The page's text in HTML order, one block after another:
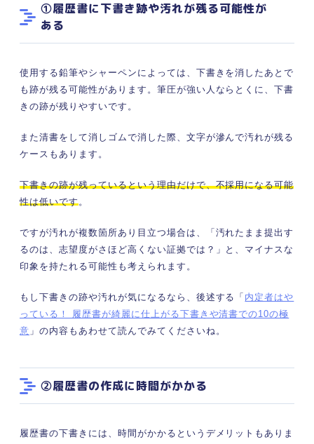
①履歴書に下書き跡や汚れが残る可能性が
ある
使用する鉛筆やシャーペンによっては、下書きを消したあとで
も跡が残る可能性があります。筆圧が強い人ならとくに、下書
きの跡が残りやすいです。
また清書をして消しゴムで消した際、文字が滲んで汚れが残る
ケースもあります。
下書きの跡が残っているという理由だけで、不採用になる可能
性は低いです。
ですが汚れが複数箇所あり目立つ場合は、「汚れたまま提出す
るのは、志望度がさほど高くない証拠では？」と、マイナスな
印象を持たれる可能性も考えられます。
もし下書きの跡や汚れが気になるなら、後述する「 内定者はや
っている！ 履歴書が綺麗に仕上がる下書きや清書での10の極
意 」の内容もあわせて読んでみてくださいね。
②履歴書の作成に時間がかかる
履歴書の下書きには、時間がかかるというデメリットもありま